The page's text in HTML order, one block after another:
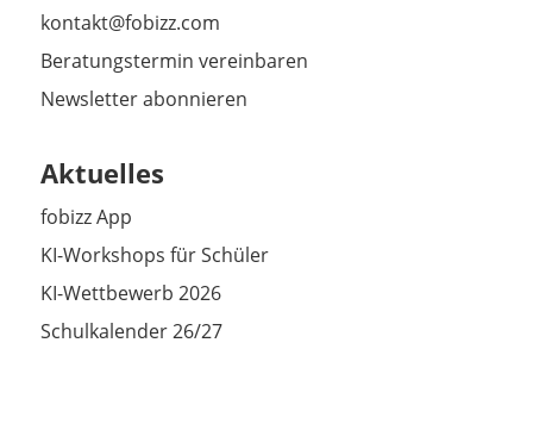
kontakt@fobizz.com
Beratungstermin vereinbaren
Newsletter abonnieren
Aktuelles
fobizz App
KI-Workshops für Schüler
KI-Wettbewerb 2026
Schulkalender 26/27